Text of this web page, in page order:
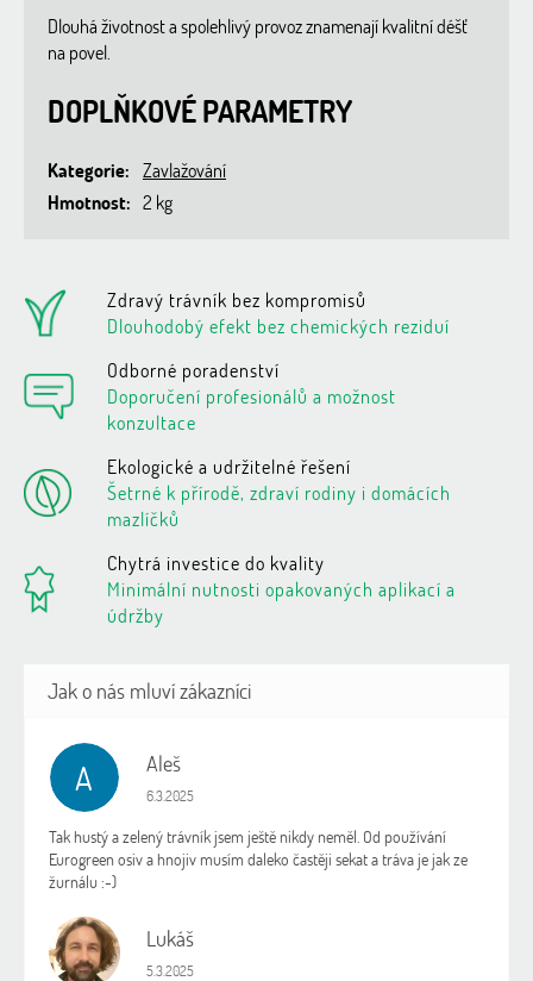
Dlouhá životnost a spolehlivý provoz znamenají kvalitní déšť
na povel.
DOPLŇKOVÉ PARAMETRY
Kategorie: Zavlažování
Hmotnost: 2 kg
Zdravý trávník bez kompromisů
Dlouhodobý efekt bez chemických reziduí
Odborné poradenství
Doporučení profesionálů a možnost
konzultace
Ekologické a udržitelné řešení
Šetrné k přírodě, zdraví rodiny i domácích
mazlíčků
Chytrá investice do kvality
Minimální nutnosti opakovaných aplikací a
údržby
A Aleš
Hodnocení obchodu je 5 z 5 hvězdiček.
6.3.2025
Tak hustý a zelený trávník jsem ještě nikdy neměl. Od používání
Eurogreen osiv a hnojiv musím daleko častěji sekat a tráva je jak ze
žurnálu :-)
L Lukáš
Hodnocení obchodu je 5 z 5 hvězdiček.
5.3.2025